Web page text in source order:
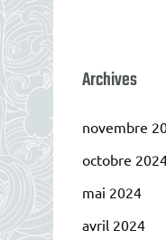
Archives
novembre
octobre
mai 2024
avril 2024